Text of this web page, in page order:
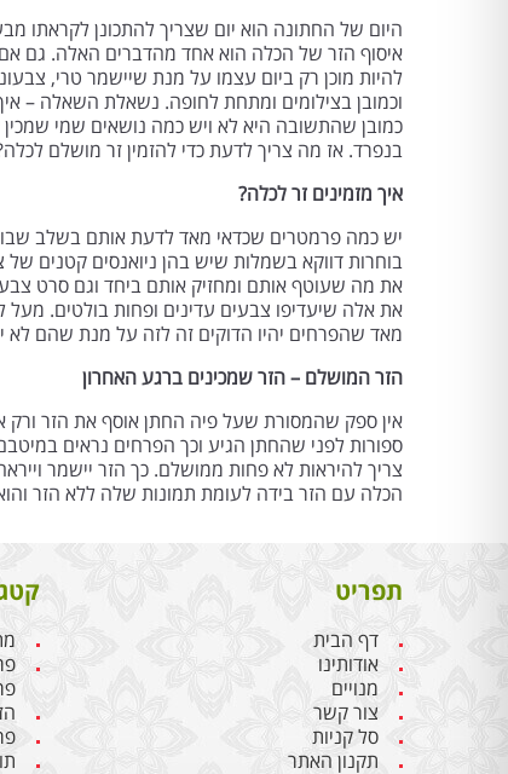
היום של החתונה הוא יום שצריך להתכונן לקראתו
איסוף הזר של הכלה הוא אחד מהדברים האלה. גם
להיות מוכן רק ביום עצמו על מנת שיישמר טרי,
וכמובן בצילומים ומתחת לחופה. נשאלת השאלה –
כמובן שהתשובה היא לא ויש כמה נושאים שמי
בנפרד. אז מה צריך לדעת כדי להזמין זר מושלם
איך מזמינים זר לכלה?
יש כמה פרמטרים שכדאי מאד לדעת אותם בשלב שבו
בוחרות דווקא בשמלות שיש בהן ניואנסים קטנים
את מה שעוטף אותם ומחזיק אותם ביחד וגם סרט
את אלה שיעדיפו צבעים עדינים ופחות בולטים. מעל
מאד שהפרחים יהיו הדוקים זה לזה על מנת שהם לא
הזר המושלם – הזר שמכינים ברגע האחרון
אין ספק שהמסורת שעל פיה החתן אוסף את הזר
ספורות לפני שהחתן הגיע וכך הפרחים נראים
צריך להיראות לא פחות ממושלם. כך הזר יישמר
הכלה עם הזר בידה לעומת תמונות שלה ללא הזר
תפריט
דף הבית
אודותינו
מנויים
צור קשר
סל קניות
תקנון האתר